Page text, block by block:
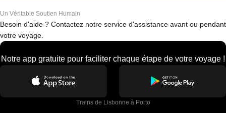
Un Véritable Soutien Humain
Besoin d'aide ? Contactez notre service d'assistance avant ou pendant
votre voyage.
Notre app gratuite pour faciliter chaque étape de votre voyage !
Trains de Lisbonne à Porto